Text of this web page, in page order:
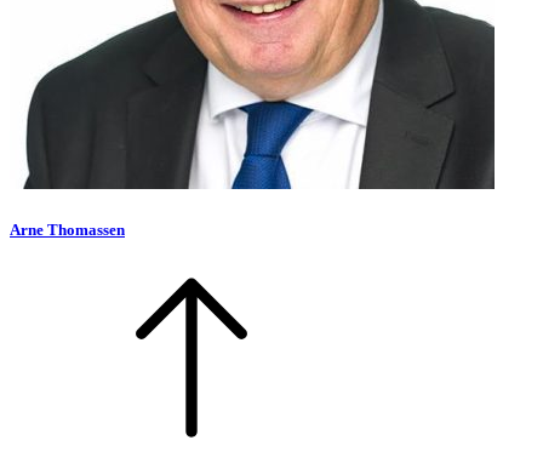
Arne Thomassen